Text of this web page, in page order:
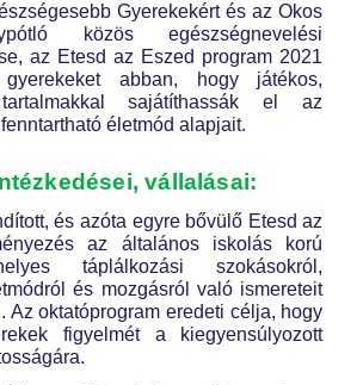
Gyerekekért és az Okos
közös egészségnevelési
az Etesd az Eszed program 2021
abban, hogy játékos,
sajátíthassák el az
életmód alapjait.
vállalásai:
és azóta egyre bővülő Etesd az
az általános iskolás korú
táplálkozási szokásokról,
és mozgásról való ismereteit
Az oktatóprogram eredeti célja, hogy
figyelmét a kiegyensúlyozott